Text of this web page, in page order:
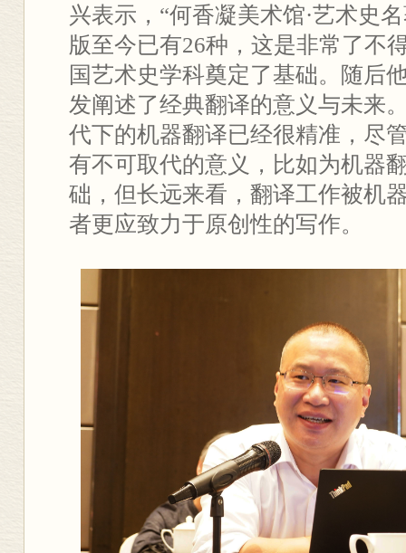
兴表示，“何香凝美术馆·艺术史
版至今已有26种，这是非常了不
国艺术史学科奠定了基础。随后
发阐述了经典翻译的意义与未来
代下的机器翻译已经很精准，尽
有不可取代的意义，比如为机器
础，但长远来看，翻译工作被机
者更应致力于原创性的写作。